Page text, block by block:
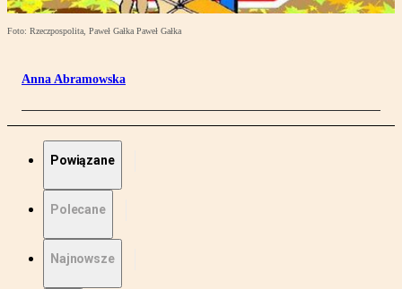
Foto: Rzeczpospolita, Paweł Gałka Paweł Gałka
Anna Abramowska
Powiązane
Polecane
Najnowsze